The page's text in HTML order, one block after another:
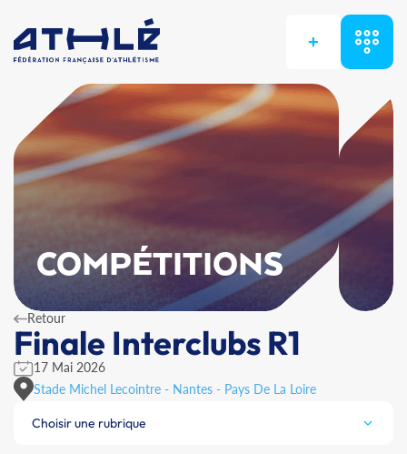
+
COMPÉTITIONS
Retour
Finale Interclubs R1
17 Mai 2026
Stade Michel Lecointre - Nantes - Pays De La Loire
Choisir une rubrique